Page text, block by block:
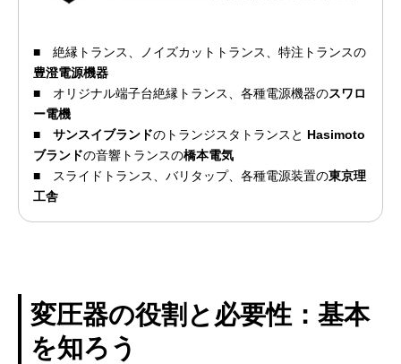
■
絶縁トランス、ノイズカットトランス、特注トランスの
豊澄電源機器
■
オリジナル端子台絶縁トランス、各種電源機器のスワロ
ー電機
■
サンスイブランドのトランジスタトランスと Hasimoto
ブランドの音響トランスの橋本電気
■
スライドトランス、バリタップ、各種電源装置の東京理
工舎
変圧器の役割と必要性：基本
を知ろう